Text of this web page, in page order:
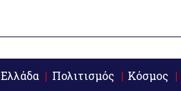
Ελλάδα Πολιτισμός Κόσμος